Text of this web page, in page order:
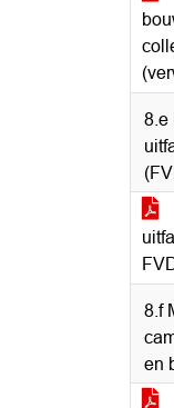
8.e
8.f
en